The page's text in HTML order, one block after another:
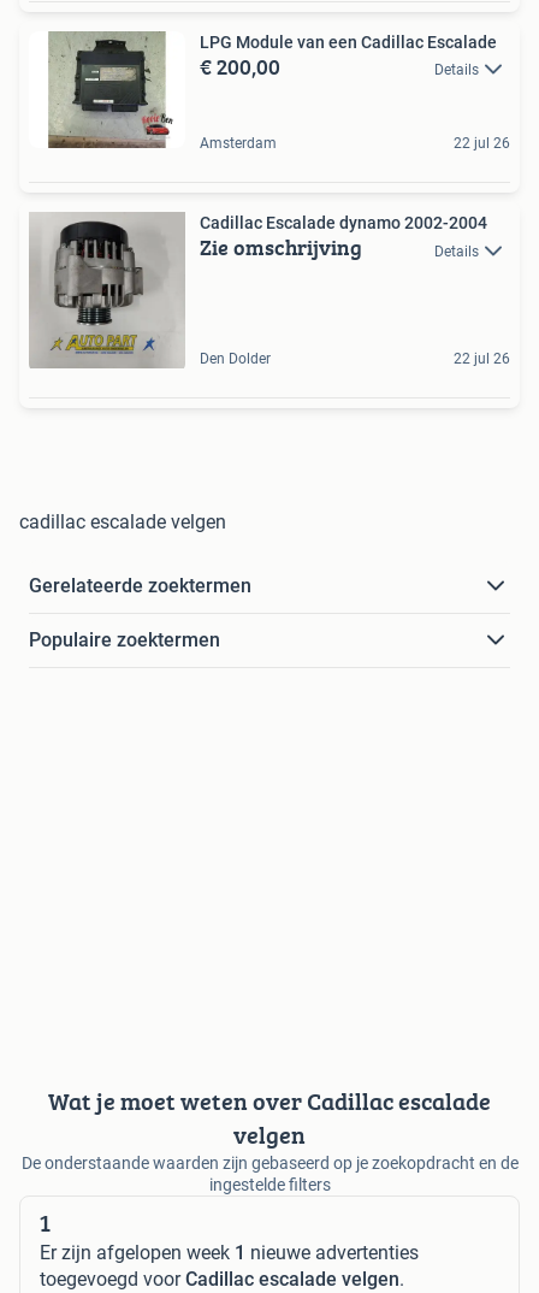
LPG Module van een Cadillac Escalade
€ 200,00 Details
Amsterdam 22 jul 26
Cadillac Escalade dynamo 2002-2004
Zie omschrijving Details
Den Dolder 22 jul 26
cadillac escalade velgen
Gerelateerde zoektermen
Populaire zoektermen
Wat je moet weten over Cadillac escalade
velgen
De onderstaande waarden zijn gebaseerd op je zoekopdracht en de
ingestelde filters
1
Er zijn afgelopen week 1 nieuwe advertenties
toegevoegd voorCadillac escalade velgen.